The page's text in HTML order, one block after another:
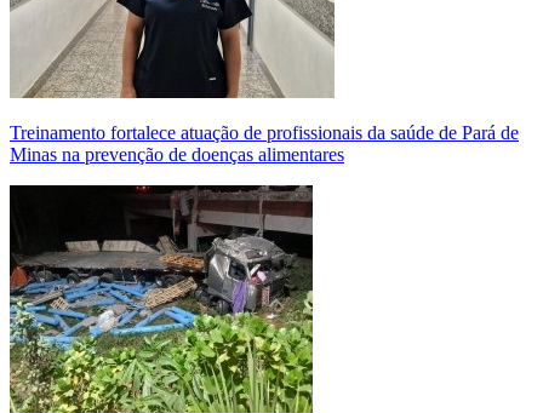
Treinamento fortalece atuação de profissionais da saúde de Pará de
Minas na prevenção de doenças alimentares